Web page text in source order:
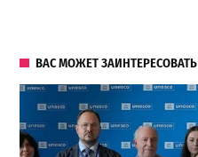
ВАС МОЖЕТ ЗАИНТЕРЕСОВАТЬ